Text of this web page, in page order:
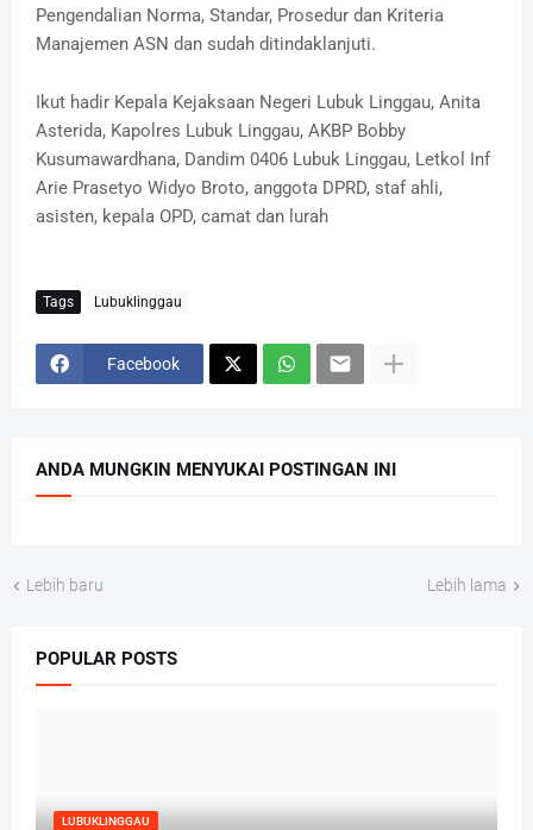
Pengendalian Norma, Standar, Prosedur dan Kriteria
Manajemen ASN dan sudah ditindaklanjuti.
Ikut hadir Kepala Kejaksaan Negeri Lubuk Linggau, Anita
Asterida, Kapolres Lubuk Linggau, AKBP Bobby
Kusumawardhana, Dandim 0406 Lubuk Linggau, Letkol Inf
Arie Prasetyo Widyo Broto, anggota DPRD, staf ahli,
asisten, kepala OPD, camat dan lurah
Tags Lubuklinggau
Facebook
ANDA MUNGKIN MENYUKAI POSTINGAN INI
Lebih baru Lebih lama
POPULAR POSTS
LUBUKLINGGAU